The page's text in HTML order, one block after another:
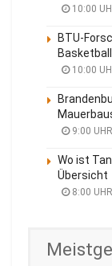
10:00
BTU-
10:00
9:00
Wo ist
Übersicht
8:00